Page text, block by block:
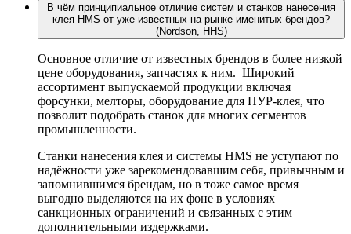
В чём принципиальное отличие систем и станков нанесения
клея HMS от уже известных на рынке именитых брендов?
(Nordson, HHS)
Основное отличие от известных брендов в более низкой
цене оборудования, запчастях к ним. Широкий
ассортимент выпускаемой продукции включая
форсунки, мелторы, оборудование для ПУР-клея, что
позволит подобрать станок для многих сегментов
промышленности.
Станки нанесения клея и системы HMS не уступают по
надёжности уже зарекомендовавшим себя, привычным и
запомнившимся брендам, но в тоже самое время
выгодно выделяются на их фоне в условиях
санкционных ограничений и связанных с этим
дополнительными издержками.